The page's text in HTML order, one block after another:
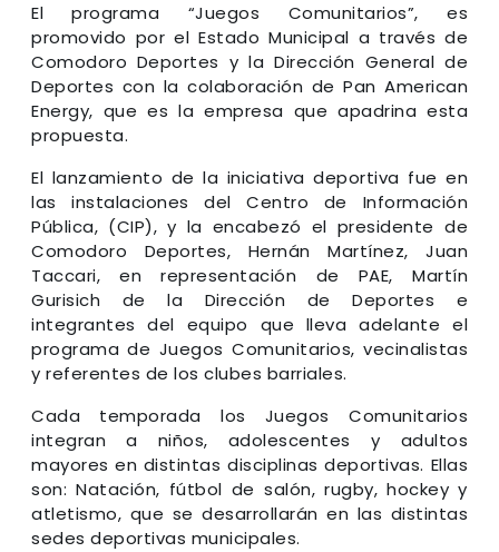
El programa “Juegos Comunitarios”, es
promovido por el Estado Municipal a través de
Comodoro Deportes y la Dirección General de
Deportes con la colaboración de Pan American
Energy, que es la empresa que apadrina esta
propuesta.
El lanzamiento de la iniciativa deportiva fue en
las instalaciones del Centro de Información
Pública, (CIP), y la encabezó el presidente de
Comodoro Deportes, Hernán Martínez, Juan
Taccari, en representación de PAE, Martín
Gurisich de la Dirección de Deportes e
integrantes del equipo que lleva adelante el
programa de Juegos Comunitarios, vecinalistas
y referentes de los clubes barriales.
Cada temporada los Juegos Comunitarios
integran a niños, adolescentes y adultos
mayores en distintas disciplinas deportivas. Ellas
son: Natación, fútbol de salón, rugby, hockey y
atletismo, que se desarrollarán en las distintas
sedes deportivas municipales.